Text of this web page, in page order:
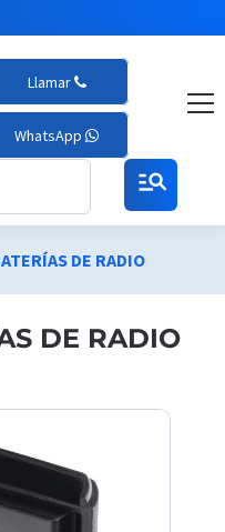
Llamar
WhatsApp
manage_search
DE RADIO
DE RADIO